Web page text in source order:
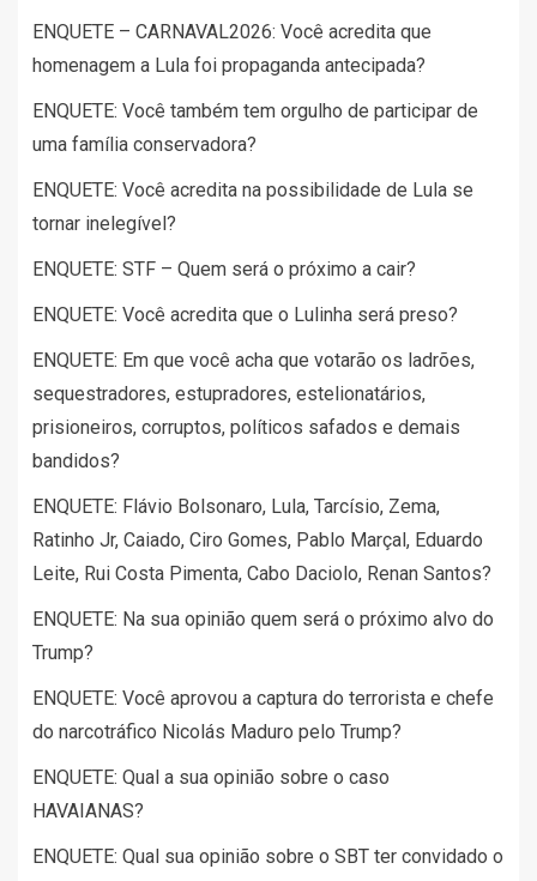
ENQUETE – CARNAVAL2026: Você acredita que
homenagem a Lula foi propaganda antecipada?
ENQUETE: Você também tem orgulho de participar de
uma família conservadora?
ENQUETE: Você acredita na possibilidade de Lula se
tornar inelegível?
ENQUETE: STF – Quem será o próximo a cair?
ENQUETE: Você acredita que o Lulinha será preso?
ENQUETE: Em que você acha que votarão os ladrões,
sequestradores, estupradores, estelionatários,
prisioneiros, corruptos, políticos safados e demais
bandidos?
ENQUETE: Flávio Bolsonaro, Lula, Tarcísio, Zema,
Ratinho Jr, Caiado, Ciro Gomes, Pablo Marçal, Eduardo
Leite, Rui Costa Pimenta, Cabo Daciolo, Renan Santos?
ENQUETE: Na sua opinião quem será o próximo alvo do
Trump?
ENQUETE: Você aprovou a captura do terrorista e chefe
do narcotráfico Nicolás Maduro pelo Trump?
ENQUETE: Qual a sua opinião sobre o caso
HAVAIANAS?
ENQUETE: Qual sua opinião sobre o SBT ter convidado o